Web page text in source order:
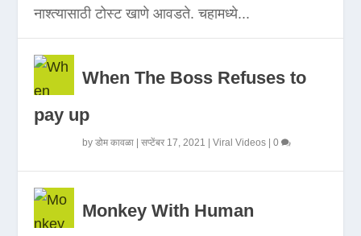
नाश्त्यासाठी टोस्ट खाणे आवडते. चहामध्ये...
When The Boss Refuses to
pay up
byडोम कावळा |सप्टेंबर 17, 2021 |Viral Videos |0
Monkey With Human